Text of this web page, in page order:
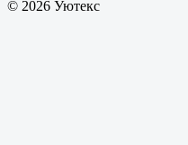
© 2026 Уютекс